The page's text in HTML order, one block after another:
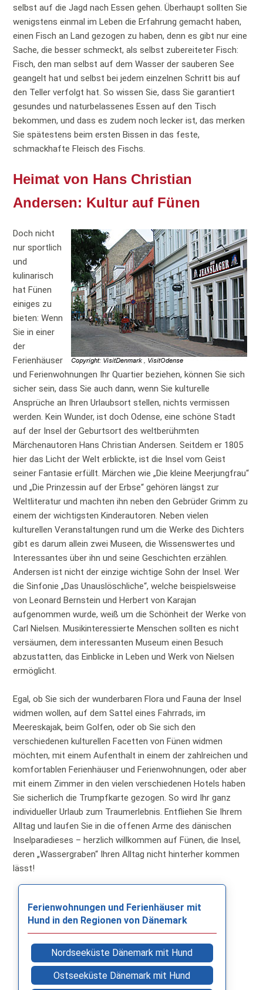
selbst auf die Jagd nach Essen gehen. Überhaupt sollten Sie
wenigstens einmal im Leben die Erfahrung gemacht haben,
einen Fisch an Land gezogen zu haben, denn es gibt nur eine
Sache, die besser schmeckt, als selbst zubereiteter Fisch:
Fisch, den man selbst auf dem Wasser der sauberen See
geangelt hat und selbst bei jedem einzelnen Schritt bis auf
den Teller verfolgt hat. So wissen Sie, dass Sie garantiert
gesundes und naturbelassenes Essen auf den Tisch
bekommen, und dass es zudem noch lecker ist, das merken
Sie spätestens beim ersten Bissen in das feste,
schmackhafte Fleisch des Fischs.
Heimat von Hans Christian
Andersen: Kultur auf Fünen
Doch nicht
nur sportlich
und
kulinarisch
hat Fünen
einiges zu
bieten: Wenn
Sie in einer
der
Ferienhäuser
und Ferienwohnungen Ihr Quartier beziehen, können Sie sich
sicher sein, dass Sie auch dann, wenn Sie kulturelle
Ansprüche an Ihren Urlaubsort stellen, nichts vermissen
werden. Kein Wunder, ist doch Odense, eine schöne Stadt
auf der Insel der Geburtsort des weltberühmten
Märchenautoren Hans Christian Andersen. Seitdem er 1805
hier das Licht der Welt erblickte, ist die Insel vom Geist
seiner Fantasie erfüllt. Märchen wie „Die kleine Meerjungfrau“
und „Die Prinzessin auf der Erbse“ gehören längst zur
Weltliteratur und machten ihn neben den Gebrüder Grimm zu
einem der wichtigsten Kinderautoren. Neben vielen
kulturellen Veranstaltungen rund um die Werke des Dichters
gibt es darum allein zwei Museen, die Wissenswertes und
Interessantes über ihn und seine Geschichten erzählen.
Andersen ist nicht der einzige wichtige Sohn der Insel. Wer
die Sinfonie „Das Unauslöschliche“, welche beispielsweise
von Leonard Bernstein und Herbert von Karajan
aufgenommen wurde, weiß um die Schönheit der Werke von
Carl Nielsen. Musikinteressierte Menschen sollten es nicht
versäumen, dem interessanten Museum einen Besuch
abzustatten, das Einblicke in Leben und Werk von Nielsen
ermöglicht.
Egal, ob Sie sich der wunderbaren Flora und Fauna der Insel
widmen wollen, auf dem Sattel eines Fahrrads, im
Meereskajak, beim Golfen, oder ob Sie sich den
verschiedenen kulturellen Facetten von Fünen widmen
möchten, mit einem Aufenthalt in einem der zahlreichen und
komfortablen Ferienhäuser und Ferienwohnungen, oder aber
mit einem Zimmer in den vielen verschiedenen Hotels haben
Sie sicherlich die Trumpfkarte gezogen. So wird Ihr ganz
individueller Urlaub zum Traumerlebnis. Entfliehen Sie Ihrem
Alltag und laufen Sie in die offenen Arme des dänischen
Inselparadieses – herzlich willkommen auf Fünen, die Insel,
deren „Wassergraben“ Ihren Alltag nicht hinterher kommen
lässt!
Ferienwohnungen und Ferienhäuser mit
Hund in den Regionen von Dänemark
Nordseeküste Dänemark mit Hund
Ostseeküste Dänemark mit Hund